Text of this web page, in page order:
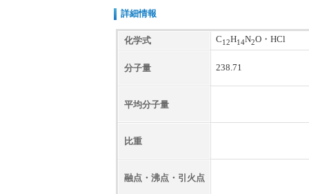
詳細情報
化学式 C12H14N2O・HCl
分子量 238.71
平均分子量
比重
融点・沸点・引火点